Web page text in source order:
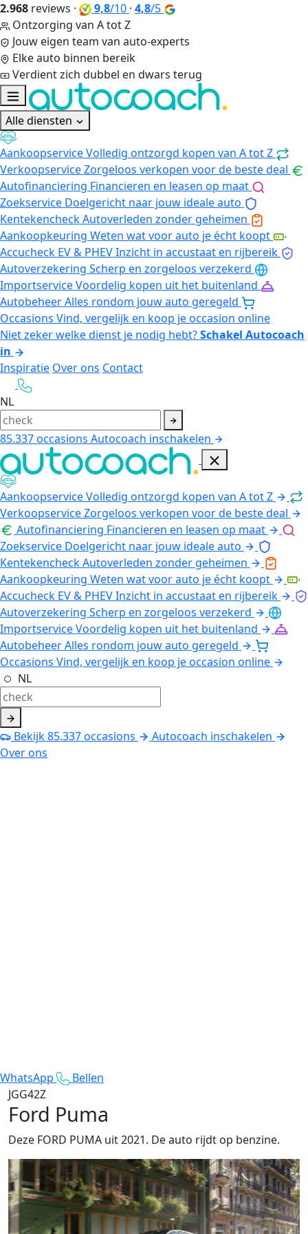
2.968 reviews · 9,8/10 · 4,8/5
Ontzorging van A tot Z
Jouw eigen team van auto-experts
Elke auto binnen bereik
Verdient zich dubbel en dwars terug
Alle diensten
AankoopserviceVolledig ontzorgd kopen van A tot Z
VerkoopserviceZorgeloos verkopen voor de beste deal
Autofinanciering Financieren en leasen op maat
Zoekservice Doelgericht naar jouw ideale auto
KentekencheckAutoverleden zonder geheimen
Aankoopkeuring Weten wat voor auto je écht koopt
Accucheck EV & PHEVInzicht in accustaat en rijbereik
Autoverzekering Scherp en zorgeloos verzekerd
ImportserviceVoordelig kopen uit het buitenland
AutobeheerAlles rondom jouw auto geregeld
Occasions Vind, vergelijk en koop je occasion online
Niet zeker welke dienst je nodig hebt?Schakel Autocoach
in
Inspiratie Over ons Contact
NL
85.337occasions Autocoach inschakelen
AankoopserviceVolledig ontzorgd kopen van A tot Z
VerkoopserviceZorgeloos verkopen voor de beste deal
Autofinanciering Financieren en leasen op maat
Zoekservice Doelgericht naar jouw ideale auto
KentekencheckAutoverleden zonder geheimen
Aankoopkeuring Weten wat voor auto je écht koopt
Accucheck EV & PHEVInzicht in accustaat en rijbereik
Autoverzekering Scherp en zorgeloos verzekerd
ImportserviceVoordelig kopen uit het buitenland
AutobeheerAlles rondom jouw auto geregeld
Occasions Vind, vergelijk en koop je occasion online
NL
Bekijk85.337occasions
Autocoach inschakelen
Over ons
WhatsApp
Bellen
JGG42Z
Ford Puma
Deze FORD PUMA uit 2021. De auto rijdt op benzine.